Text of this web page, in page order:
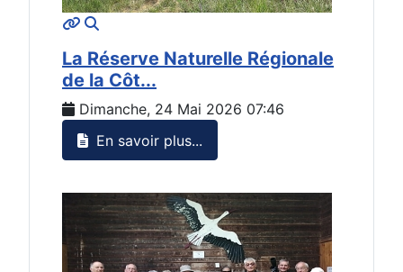
MOD_JTCS_VIEW_ARTICLE_LINK
La Réserve Naturelle Régionale
de la Côt...
Dimanche, 24 Mai 2026 07:46
En savoir plus...